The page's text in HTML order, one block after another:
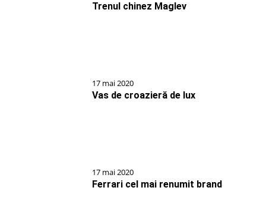
Trenul chinez Maglev
17 mai 2020
Vas de croazieră de lux
17 mai 2020
Ferrari cel mai renumit brand